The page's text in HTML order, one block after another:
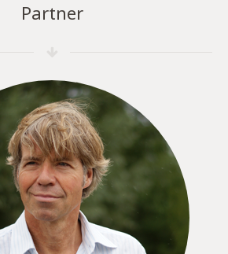
Partner